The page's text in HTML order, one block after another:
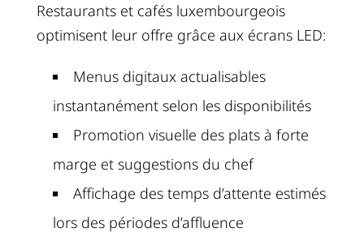
Restaurants et cafés luxembourgeois
optimisent leur offre grâce aux écrans LED:
Menus digitaux actualisables
instantanément selon les disponibilités
Promotion visuelle des plats à forte
marge et suggestions du chef
Affichage des temps d’attente estimés
lors des périodes d’affluence